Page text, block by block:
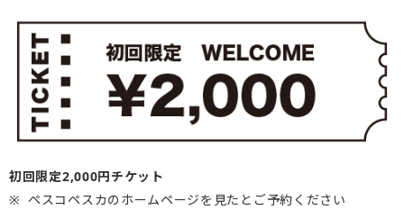
初回限定2,000円チケット
ペスコペスカのホームページを見たとご予約ください